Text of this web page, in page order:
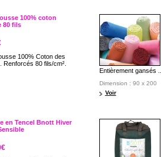
100% coton
80 fils
100% Coton des
Renforcés 80 fils/cm².
Entièrement gansés
Dimension : 90 x 200
Voir
en Tencel Bnott Hiver